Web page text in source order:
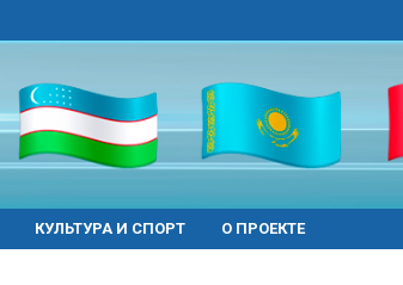
КУЛЬТУРА И СПОРТ О ПРОЕКТЕ